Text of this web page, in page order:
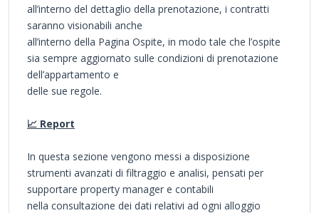
all’interno del dettaglio della prenotazione, i contratti
saranno visionabili anche
all’interno della Pagina Ospite, in modo tale che l’ospite
sia sempre aggiornato sulle condizioni di prenotazione
dell’appartamento e
delle sue regole.
📈 Report
In questa sezione vengono messi a disposizione
strumenti avanzati di filtraggio e analisi, pensati per
supportare property manager e contabili
nella consultazione dei dati relativi ad ogni alloggio